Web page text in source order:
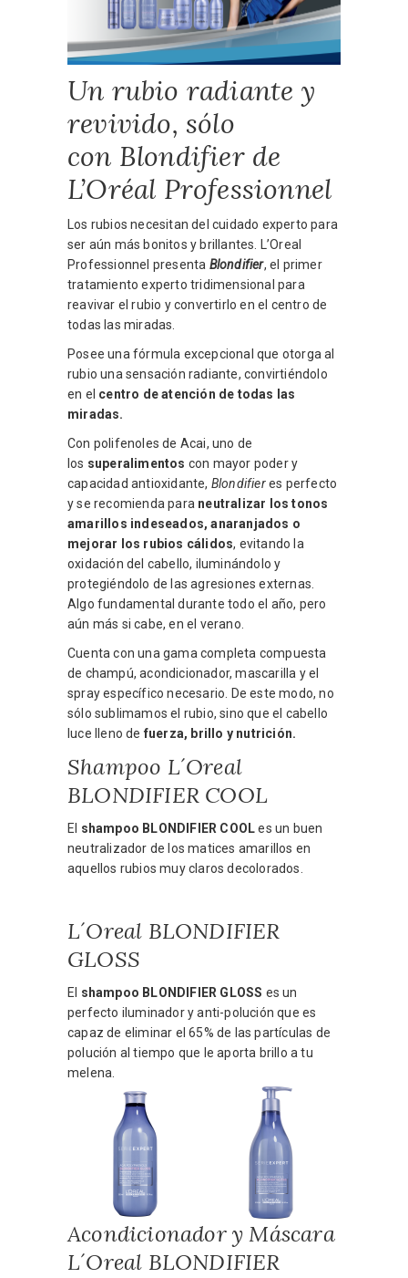
Un rubio radiante y
revivido, sólo
con Blondifierde
L’Oréal Professionnel
Los rubios necesitan del cuidado experto para
ser aún más bonitos y brillantes. L’Oreal
Professionnel presenta Blondifier, el primer
tratamiento experto tridimensional para
reavivar el rubio y convertirlo en el centro de
todas las miradas.
Posee una fórmula excepcional que otorga al
rubio una sensación radiante, convirtiéndolo
en el centro de atención de todas las
miradas.
Con polifenoles de Acai, uno de
los superalimentos con mayor poder y
capacidad antioxidante, Blondifieres perfecto
y se recomienda para neutralizar los tonos
amarillos indeseados, anaranjados o
mejorar los rubios cálidos, evitando la
oxidación del cabello, iluminándolo y
protegiéndolo de las agresiones externas.
Algo fundamental durante todo el año, pero
aún más si cabe, en el verano.
Cuenta con una gama completa compuesta
de champú, acondicionador, mascarilla y el
spray específico necesario. De este modo, no
sólo sublimamos el rubio, sino que el cabello
luce lleno de fuerza, brillo y nutrición.
Shampoo L´Oreal
BLONDIFIER COOL
El shampoo BLONDIFIER COOLes un buen
neutralizador de los matices amarillos en
aquellos rubios muy claros decolorados.
L´Oreal BLONDIFIER
GLOSS
El shampoo BLONDIFIER GLOSS es un
perfecto iluminador y anti-polución que es
capaz de eliminar el 65% de las partículas de
polución al tiempo que le aporta brillo a tu
melena.
Acondicionador y Máscara
L´Oreal BLONDIFIER